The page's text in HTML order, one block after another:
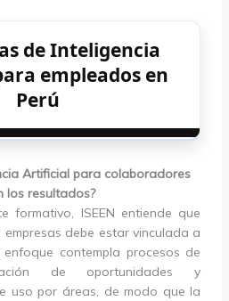
de Inteligencia
empleados en
Perú
Artificial para colaboradores
los resultados?
formativo, ISEEN entiende que
debe estar vinculada a
contempla procesos de
de oportunidades y
uso por áreas, de modo que la